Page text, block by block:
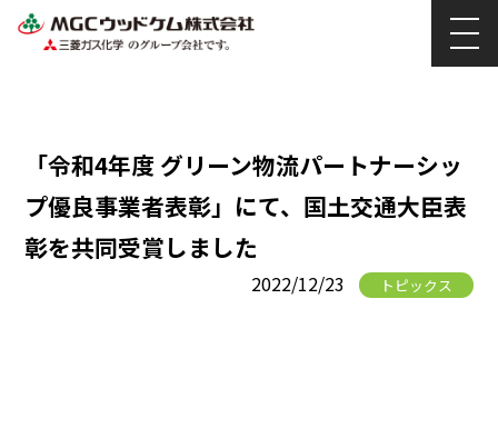
「令和4年度 グリーン物流パートナーシッ
プ優良事業者表彰」にて、国土交通大臣表
彰を共同受賞しました
2022/12/23 トピックス